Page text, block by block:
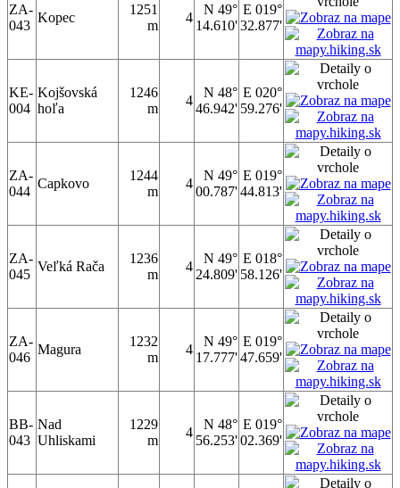
ZA-
043
Kopec
1251
m
4
N 49°
14.610'
E 019°
32.877'
KE-
004
Kojšovská
hoľa
1246
m
4
N 48°
46.942'
E 020°
59.276'
ZA-
044
Capkovo
1244
m
4
N 49°
00.787'
E 019°
44.813'
ZA-
045
Veľká Rača
1236
m
4
N 49°
24.809'
E 018°
58.126'
ZA-
046
Magura
1232
m
4
N 49°
17.777'
E 019°
47.659'
BB-
043
Nad
Uhliskami
1229
m
4
N 48°
56.253'
E 019°
02.369'